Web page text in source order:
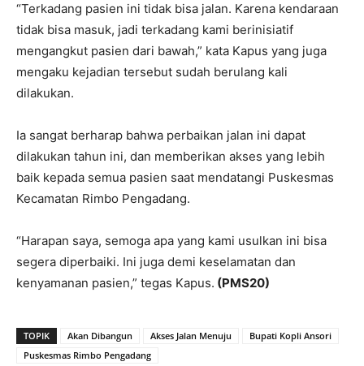
“Terkadang pasien ini tidak bisa jalan. Karena kendaraan
tidak bisa masuk, jadi terkadang kami berinisiatif
mengangkut pasien dari bawah,” kata Kapus yang juga
mengaku kejadian tersebut sudah berulang kali
dilakukan.
Ia sangat berharap bahwa perbaikan jalan ini dapat
dilakukan tahun ini, dan memberikan akses yang lebih
baik kepada semua pasien saat mendatangi Puskesmas
Kecamatan Rimbo Pengadang.
“Harapan saya, semoga apa yang kami usulkan ini bisa
segera diperbaiki. Ini juga demi keselamatan dan
kenyamanan pasien,” tegas Kapus. (PMS20)
TOPIK Akan Dibangun Akses Jalan Menuju
Bupati Kopli Ansori
Puskesmas Rimbo Pengadang